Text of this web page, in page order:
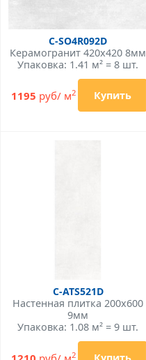
C-SO4R092D
Керамогранит 420x420 8мм
Упаковка: 1.41 м² = 8 шт.
1195 руб/ м2 Купить
C-ATS521D
Настенная плитка 200x600
9мм
Упаковка: 1.08 м² = 9 шт.
2